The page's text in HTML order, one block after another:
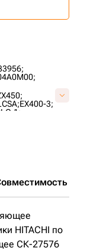
EX400-3;
1;
HITACHI по
СК-27576